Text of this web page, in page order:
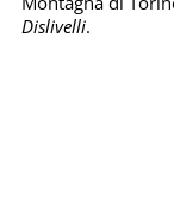
Dislivelli.